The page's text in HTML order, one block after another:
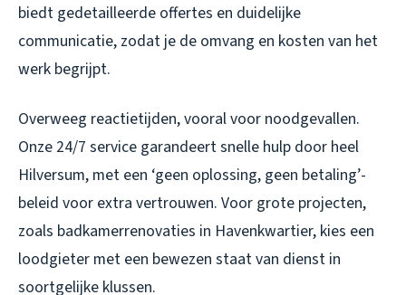
biedt gedetailleerde offertes en duidelijke
communicatie, zodat je de omvang en kosten van het
werk begrijpt.
Overweeg reactietijden, vooral voor noodgevallen.
Onze 24/7 service garandeert snelle hulp door heel
Hilversum, met een ‘geen oplossing, geen betaling’-
beleid voor extra vertrouwen. Voor grote projecten,
zoals badkamerrenovaties in Havenkwartier, kies een
loodgieter met een bewezen staat van dienst in
soortgelijke klussen.